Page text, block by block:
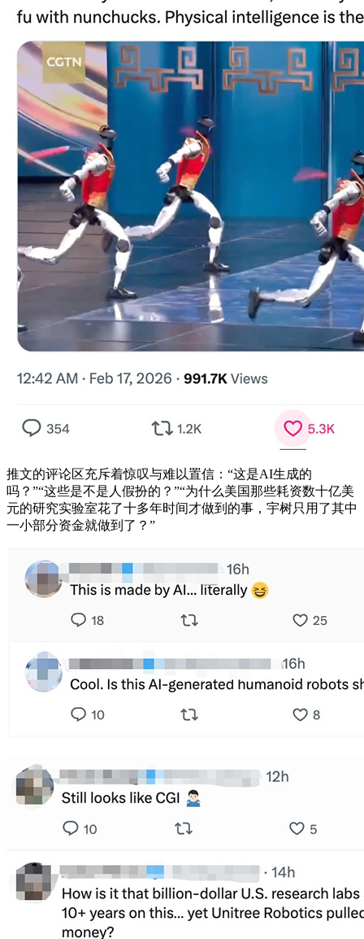
推文的评论区充斥着惊叹与难以置信：“这是AI生成的
吗？”“这些是不是人假扮的？”“为什么美国那些耗资数十亿美
元的研究实验室花了十多年时间才做到的事，宇树只用了其中
一小部分资金就做到了？”